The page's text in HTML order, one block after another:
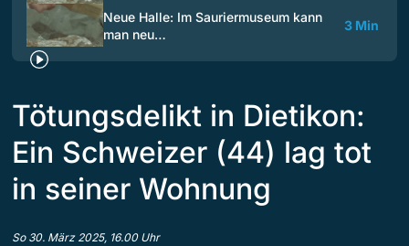
Neue Halle: Im Sauriermuseum kann
man neu…
3 Min
Tötungsdelikt in Dietikon:
Ein Schweizer (44) lag tot
in seiner Wohnung
So 30. März 2025, 16.00 Uhr